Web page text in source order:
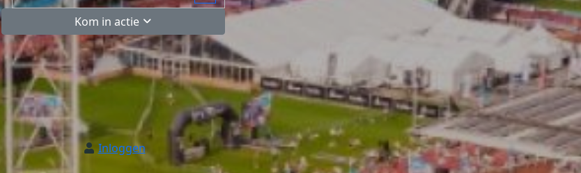
Kom in actie
Inloggen